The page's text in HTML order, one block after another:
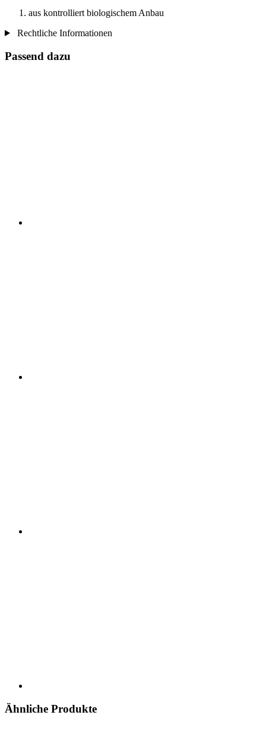
aus kontrolliert biologischem Anbau
Rechtliche Informationen
Passend dazu
Ähnliche Produkte